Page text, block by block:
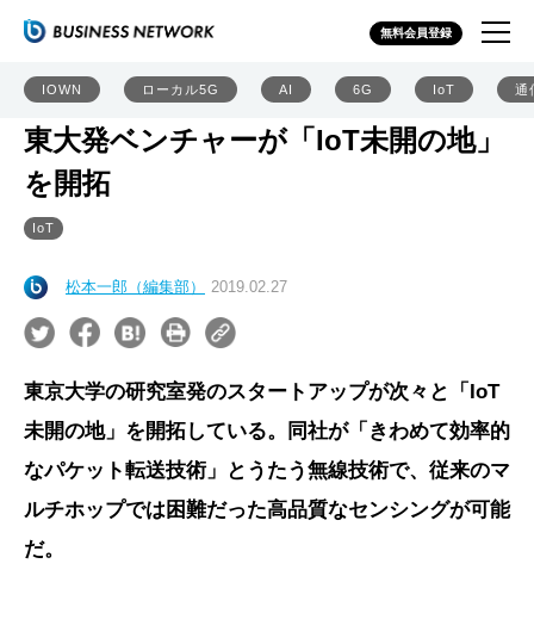
無料会員登録
IOWN ローカル5G AI 6G IoT 通
東大発ベンチャーが「IoT未開の地」
を開拓
IoT
松本一郎（編集部） 2019.02.27
東京大学の研究室発のスタートアップが次々と「IoT
未開の地」を開拓している。同社が「きわめて効率的
なパケット転送技術」とうたう無線技術で、従来のマ
ルチホップでは困難だった高品質なセンシングが可能
だ。